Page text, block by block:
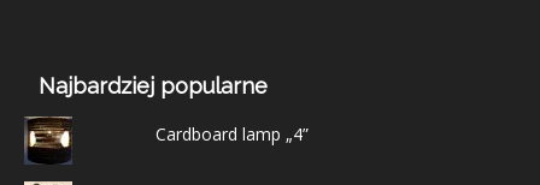
Najbardziej popularne
Cardboard lamp „4”